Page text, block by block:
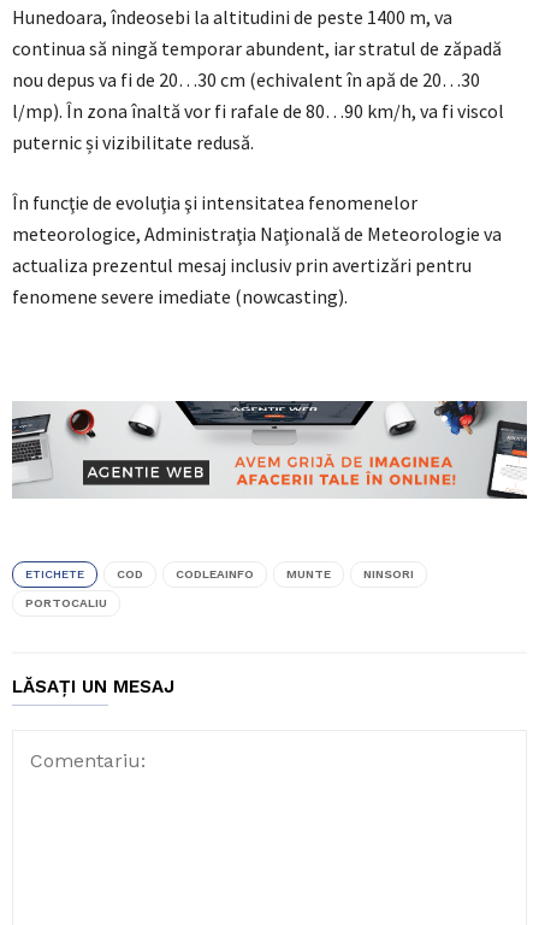
Hunedoara, îndeosebi la altitudini de peste 1400 m, va
continua să ningă temporar abundent, iar stratul de zăpadă
nou depus va fi de 20…30 cm (echivalent în apă de 20…30
l/mp). În zona înaltă vor fi rafale de 80…90 km/h, va fi viscol
puternic și vizibilitate redusă.
În funcţie de evoluţia şi intensitatea fenomenelor
meteorologice, Administraţia Naţională de Meteorologie va
actualiza prezentul mesaj inclusiv prin avertizări pentru
fenomene severe imediate (nowcasting).
ETICHETE COD CODLEAINFO MUNTE NINSORI
PORTOCALIU
LĂSAȚI UN MESAJ